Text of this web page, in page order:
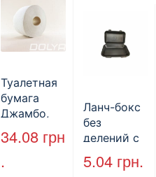
Туалетная
бумага
Джамбо,
130 м.
34.08 грн
.
Ланч-бокс
без
делений с
крышкой
HP-10, 240
5.04 грн.